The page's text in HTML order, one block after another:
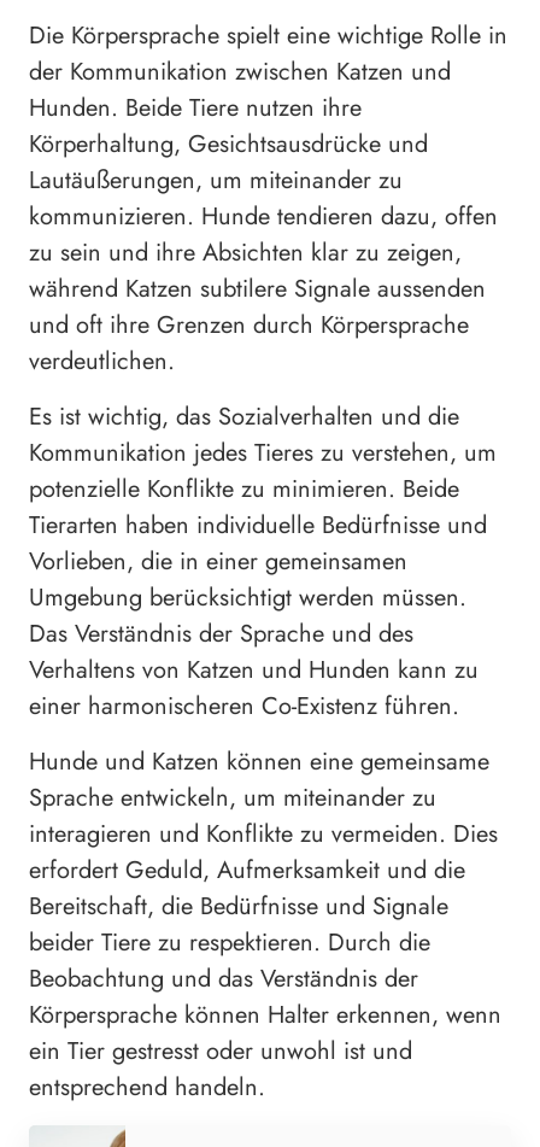
Die Körpersprache spielt eine wichtige Rolle in
der Kommunikation zwischen Katzen und
Hunden. Beide Tiere nutzen ihre
Körperhaltung, Gesichtsausdrücke und
Lautäußerungen, um miteinander zu
kommunizieren. Hunde tendieren dazu, offen
zu sein und ihre Absichten klar zu zeigen,
während Katzen subtilere Signale aussenden
und oft ihre Grenzen durch Körpersprache
verdeutlichen.
Es ist wichtig, das Sozialverhalten und die
Kommunikation jedes Tieres zu verstehen, um
potenzielle Konflikte zu minimieren. Beide
Tierarten haben individuelle Bedürfnisse und
Vorlieben, die in einer gemeinsamen
Umgebung berücksichtigt werden müssen.
Das Verständnis der Sprache und des
Verhaltens von Katzen und Hunden kann zu
einer harmonischeren Co-Existenz führen.
Hunde und Katzen können eine gemeinsame
Sprache entwickeln, um miteinander zu
interagieren und Konflikte zu vermeiden. Dies
erfordert Geduld, Aufmerksamkeit und die
Bereitschaft, die Bedürfnisse und Signale
beider Tiere zu respektieren. Durch die
Beobachtung und das Verständnis der
Körpersprache können Halter erkennen, wenn
ein Tier gestresst oder unwohl ist und
entsprechend handeln.